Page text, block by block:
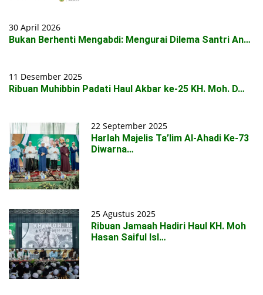
30 April 2026
Bukan Berhenti Mengabdi: Mengurai Dilema Santri An…
11 Desember 2025
Ribuan Muhibbin Padati Haul Akbar ke-25 KH. Moh. D…
22 September 2025
Harlah Majelis Ta’lim Al-Ahadi Ke-73
Diwarna…
25 Agustus 2025
Ribuan Jamaah Hadiri Haul KH. Moh
Hasan Saiful Isl…